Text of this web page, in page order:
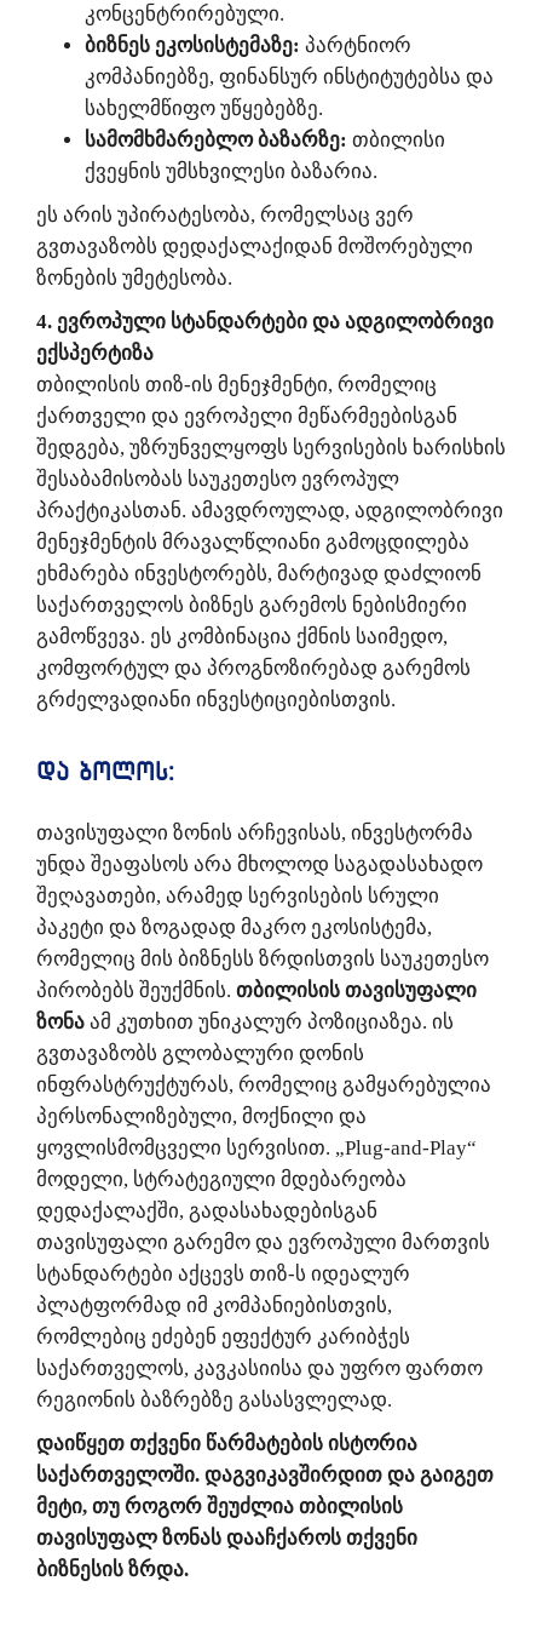
კონცენტრირებული.
ბიზნეს ეკოსისტემაზე: პარტნიორ
კომპანიებზე, ფინანსურ ინსტიტუტებსა და
სახელმწიფო უწყებებზე.
სამომხმარებლო ბაზარზე: თბილისი
ქვეყნის უმსხვილესი ბაზარია.
ეს არის უპირატესობა, რომელსაც ვერ
გვთავაზობს დედაქალაქიდან მოშორებული
ზონების უმეტესობა.
4. ევროპული სტანდარტები და ადგილობრივი
ექსპერტიზა
თბილისის თიზ-ის მენეჯმენტი, რომელიც
ქართველი და ევროპელი მეწარმეებისგან
შედგება, უზრუნველყოფს სერვისების ხარისხის
შესაბამისობას საუკეთესო ევროპულ
პრაქტიკასთან. ამავდროულად, ადგილობრივი
მენეჯმენტის მრავალწლიანი გამოცდილება
ეხმარება ინვესტორებს, მარტივად დაძლიონ
საქართველოს ბიზნეს გარემოს ნებისმიერი
გამოწვევა. ეს კომბინაცია ქმნის საიმედო,
კომფორტულ და პროგნოზირებად გარემოს
გრძელვადიანი ინვესტიციებისთვის.
და ბოლოს:
თავისუფალი ზონის არჩევისას, ინვესტორმა
უნდა შეაფასოს არა მხოლოდ საგადასახადო
შეღავათები, არამედ სერვისების სრული
პაკეტი და ზოგადად მაკრო ეკოსისტემა,
რომელიც მის ბიზნესს ზრდისთვის საუკეთესო
პირობებს შეუქმნის. თბილისის თავისუფალი
ზონა ამ კუთხით უნიკალურ პოზიციაზეა. ის
გვთავაზობს გლობალური დონის
ინფრასტრუქტურას, რომელიც გამყარებულია
პერსონალიზებული, მოქნილი და
ყოვლისმომცველი სერვისით. „Plug-and-Play“
მოდელი, სტრატეგიული მდებარეობა
დედაქალაქში, გადასახადებისგან
თავისუფალი გარემო და ევროპული მართვის
სტანდარტები აქცევს თიზ-ს იდეალურ
პლატფორმად იმ კომპანიებისთვის,
რომლებიც ეძებენ ეფექტურ კარიბჭეს
საქართველოს, კავკასიისა და უფრო ფართო
რეგიონის ბაზრებზე გასასვლელად.
დაიწყეთ თქვენი წარმატების ისტორია
საქართველოში. დაგვიკავშირდით და გაიგეთ
მეტი, თუ როგორ შეუძლია თბილისის
თავისუფალ ზონას დააჩქაროს თქვენი
ბიზნესის ზრდა.